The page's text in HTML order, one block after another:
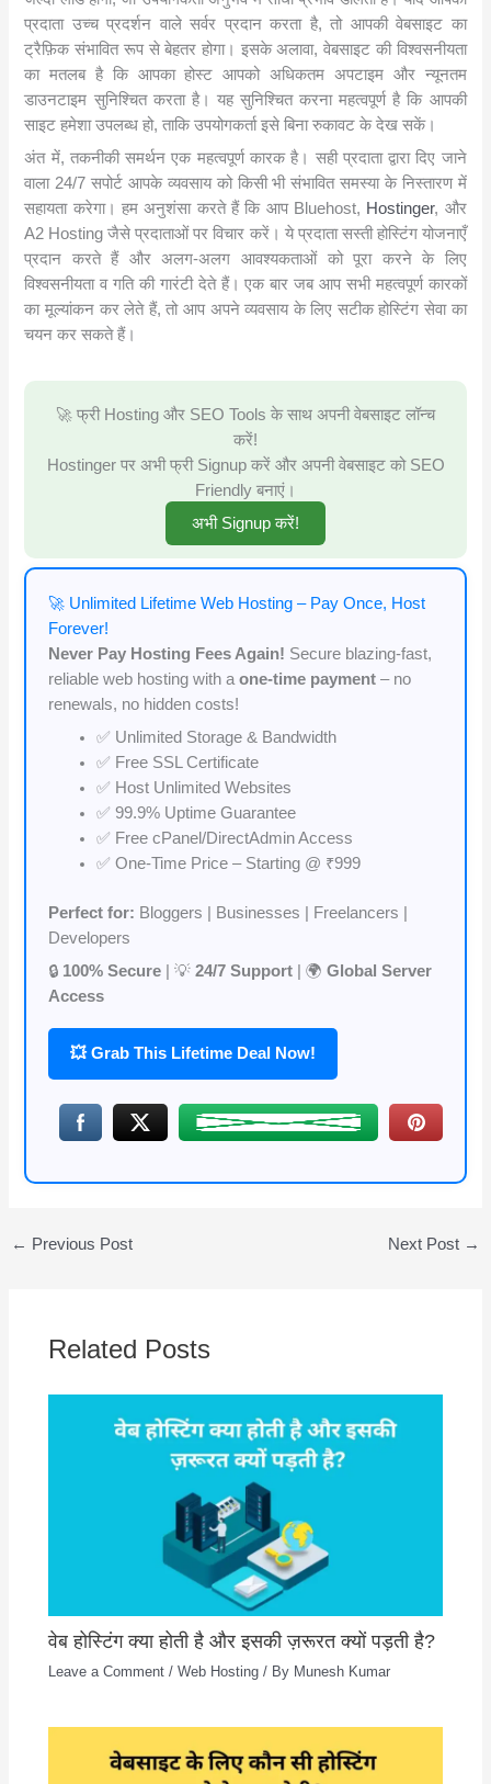
प्रदाता उच्च प्रदर्शन वाले सर्वर प्रदान करता है, तो आपकी वेबसाइट का
ट्रैफ़िक संभावित रूप से बेहतर होगा। इसके अलावा, वेबसाइट की विश्वसनीयता
का मतलब है कि आपका होस्ट आपको अधिकतम अपटाइम और न्यूनतम
डाउनटाइम सुनिश्चित करता है। यह सुनिश्चित करना महत्वपूर्ण है कि आपकी
साइट हमेशा उपलब्ध हो, ताकि उपयोगकर्ता इसे बिना रुकावट के देख सकें।
अंत में, तकनीकी समर्थन एक महत्वपूर्ण कारक है। सही प्रदाता द्वारा दिए जाने
वाला 24/7 सपोर्ट आपके व्यवसाय को किसी भी संभावित समस्या के निस्तारण में
सहायता करेगा। हम अनुशंसा करते हैं कि आप Bluehost, Hostinger, और
A2 Hosting जैसे प्रदाताओं पर विचार करें। ये प्रदाता सस्ती होस्टिंग योजनाएँ
प्रदान करते हैं और अलग-अलग आवश्यकताओं को पूरा करने के लिए
विश्वसनीयता व गति की गारंटी देते हैं। एक बार जब आप सभी महत्वपूर्ण कारकों
का मूल्यांकन कर लेते हैं, तो आप अपने व्यवसाय के लिए सटीक होस्टिंग सेवा का
चयन कर सकते हैं।
🚀 फ्री Hosting और SEO Tools के साथ अपनी वेबसाइट लॉन्च
करें!
Hostinger पर अभी फ्री Signup करें और अपनी वेबसाइट को SEO
Friendly बनाएं।
अभी Signup करें!
🚀 Unlimited Lifetime Web Hosting – Pay Once, Host
Forever!
Never Pay Hosting Fees Again! Secure blazing-fast,
reliable web hosting with aone-time payment – no
renewals, no hidden costs!
✅ Unlimited Storage & Bandwidth
✅ Free SSL Certificate
✅ Host Unlimited Websites
✅ 99.9% Uptime Guarantee
✅ Free cPanel/DirectAdmin Access
✅ One-Time Price – Starting @ ₹999
Perfect for: Bloggers | Businesses | Freelancers |
Developers
🔒 100% Secure | 💡24/7 Support | 🌍Global Server
Access
💥 Grab This Lifetime Deal Now!
← Previous Post Next Post →
Related Posts
वेब होस्टिंग क्या होती है और इसकी ज़रूरत क्यों पड़ती है?
Leave a Comment /Web Hosting / By Munesh Kumar